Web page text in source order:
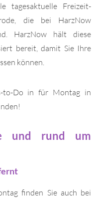
tagesaktuelle Freizeit-
die bei HarzNow
HarzNow hält diese
bereit, damit Sie Ihre
können.
to-Do in für Montag in
und rund um
finden Sie auch bei